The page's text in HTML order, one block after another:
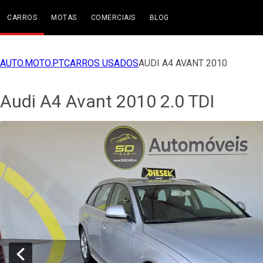
CARROS MOTAS COMERCIAIS BLOG
AUTO.MOTO.PTCARROS USADOSAUDI A4 AVANT 2010
Audi A4 Avant 2010 2.0 TDI